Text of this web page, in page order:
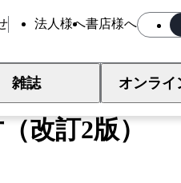
法人様へ書店様へ
雑誌 オンライ
改訂2版）